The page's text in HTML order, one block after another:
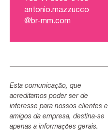
antonio.mazzucco
@br-mm.com
Esta comunicação, que
acreditamos poder ser de
interesse para nossos clientes e
amigos da empresa, destina-se
apenas a informações gerais.